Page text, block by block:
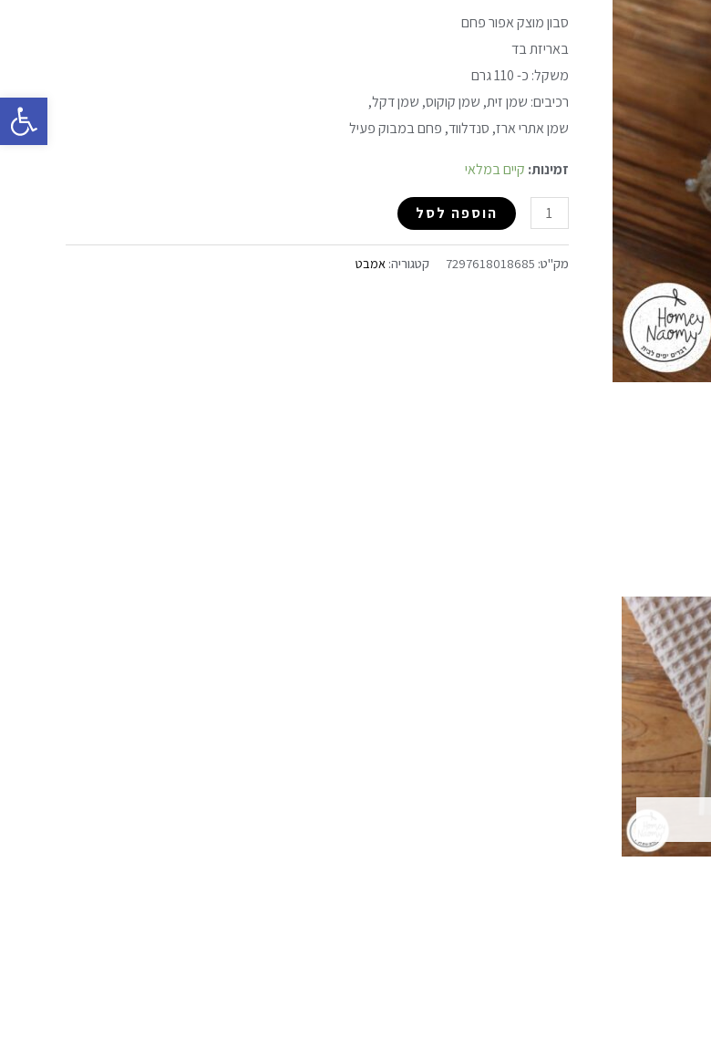
פתח
סבון מוצק אפור פחם
באריזת בד
משקל: כ- 110 גרם
רכיבים: שמן זית, שמן קוקוס, שמן דקל,
שמן אתרי ארז, סנדלווד, פחם במבוק פעיל
זמינות: קיים במלאי
הוספה לסל
מק"ט: 7297618018685 קטגוריה: אמבט